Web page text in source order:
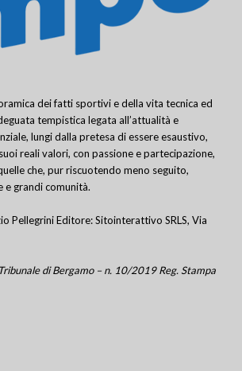
dei fatti sportivi e della vita tecnica ed
tempistica legata all’attualità e
lungi dalla pretesa di essere esaustivo,
reali valori, con passione e partecipazione,
che, pur riscuotendo meno seguito,
e grandi comunità.
Pellegrini Editore: Sitointerattivo SRLS, Via
di Bergamo – n. 10/2019 Reg. Stampa